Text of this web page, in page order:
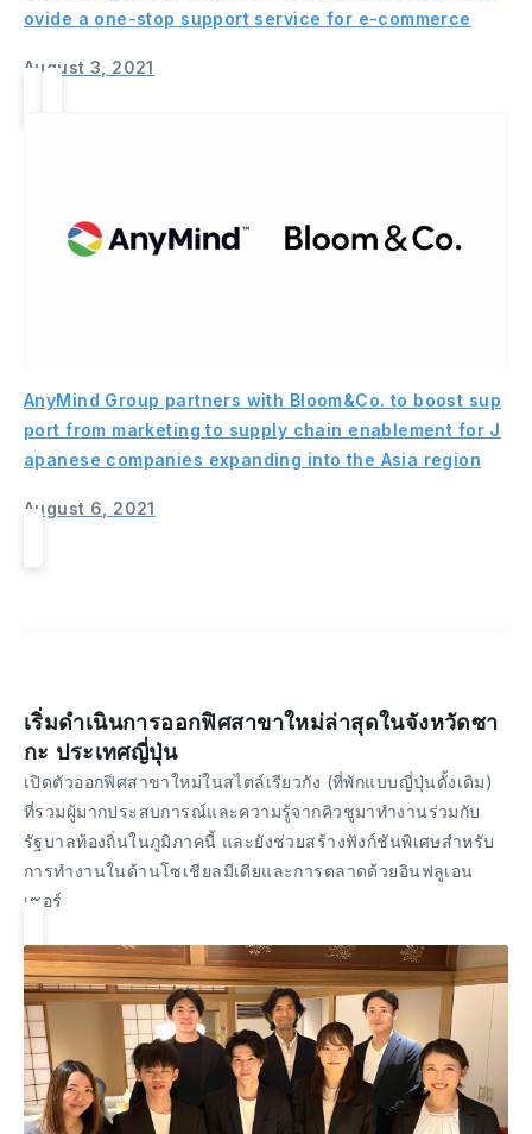
ovide a one-stop support service for e-commerce
August 3, 2021
AnyMind Group partners with Bloom&Co. to boost sup
port from marketing to supply chain enablement for J
apanese companies expanding into the Asia region
August 6, 2021
เริ่มดำเนินการออกฟิศสาขาใหม่ล่าสุดในจังหวัดซา
กะ ประเทศญี่ปุ่น
เปิดตัวออกฟิศสาขาใหม่ในสไตล์เรียวกัง (ที่พักแบบญี่ปุ่นดั้งเดิม)
ที่รวมผู้มากประสบการณ์และความรู้จากคิวชูมาทำงานร่วมกับ
รัฐบาลท้องถิ่นในภูมิภาคนี้ และยังช่วยสร้างฟังก์ชันพิเศษสำหรับ
การทำงานในด้านโซเชียลมีเดียและการตลาดด้วยอินฟลูเอน
เซอร์